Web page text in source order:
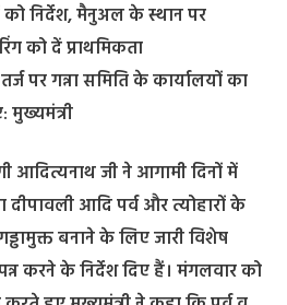
को निर्देश, मैनुअल के स्थान पर
को दें प्राथमिकता
पर गन्ना समिति के कार्यालयों का
मुख्यमंत्री
आदित्यनाथ जी ने आगामी दिनों में
दीपावली आदि पर्व और त्योहारों के
बनाने के लिए जारी विशेष
करने के निर्देश दिए हैं। मंगलवार को